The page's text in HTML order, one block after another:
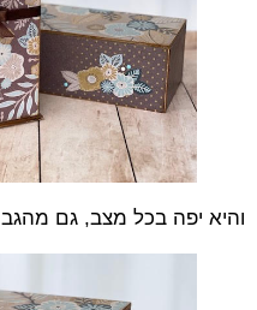
והיא יפה בכל מצב, גם מהגב